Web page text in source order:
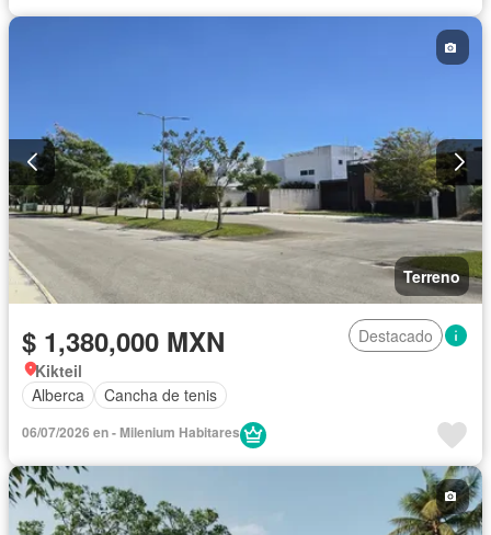
Terreno
$ 1,380,000 MXN
Destacado
Kikteil
Alberca
Cancha de tenis
06/07/2026 en - Milenium Habitares